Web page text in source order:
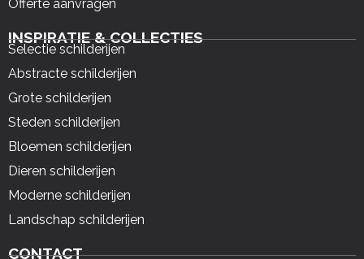
Offerte aanvragen
INSPIRATIE & COLLECTIES
Selectie schilderijen
Abstracte schilderijen
Grote schilderijen
Steden schilderijen
Bloemen schilderijen
Dieren schilderijen
Moderne schilderijen
Landschap schilderijen
CONTACT